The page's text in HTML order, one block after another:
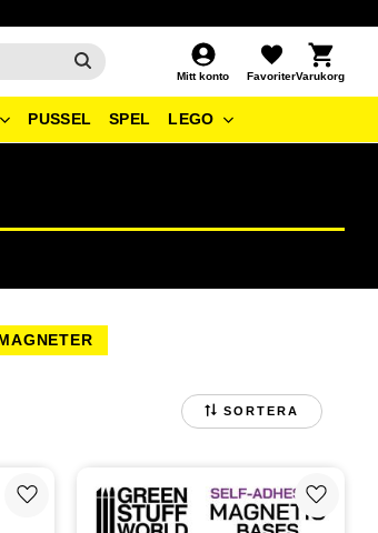
Mitt konto
Favoriter
Kundvagn
PUSSEL SPEL LEGO
SORTERA
Lägg till i favoriter Lägg